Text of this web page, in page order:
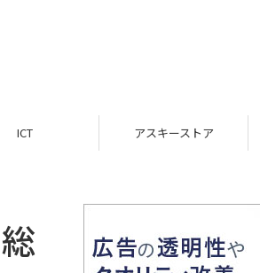
ICT アスキーストア